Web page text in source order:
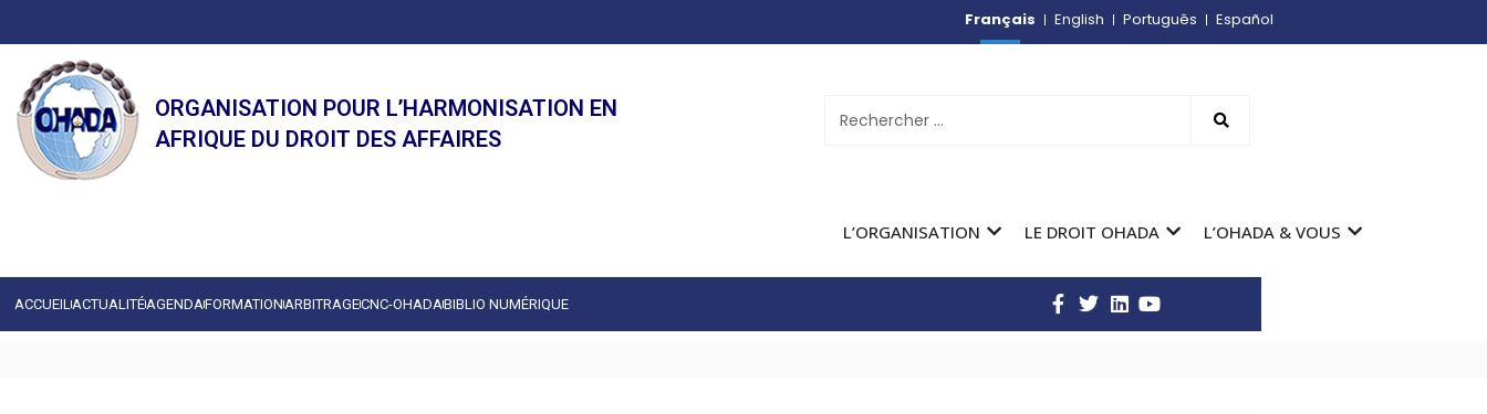
Français English Português Español
ORGANISATION POUR L’HARMONISATION EN
AFRIQUE DU DROIT DES AFFAIRES
L’ORGANISATION LE DROIT OHADA L’OHADA & VOUS
ACCUEIL ACTUALITÉAGENDAFORMATION ARBITRAGECNC-OHADABIBLIO NUMÉRIQUE